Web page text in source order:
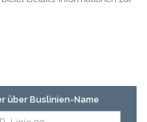
über Buslinien-Name